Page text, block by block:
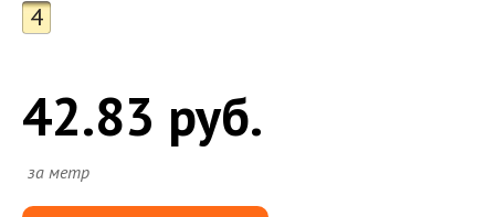
4
42.83 руб.
за метр